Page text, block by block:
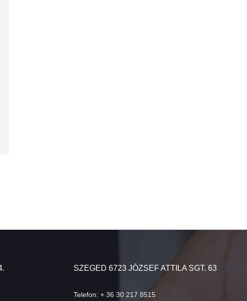
SZEGED 6723 JÓZSEF ATTILA SGT. 63
Telefon: + 36 30 217 8515